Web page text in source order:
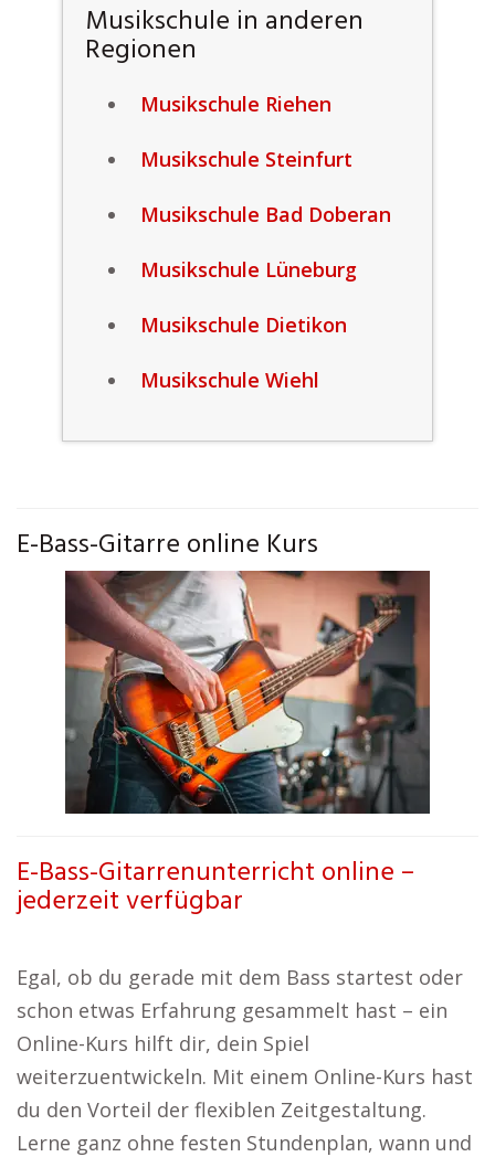
Musikschule in anderen
Regionen
Musikschule Riehen
Musikschule Steinfurt
Musikschule Bad Doberan
Musikschule Lüneburg
Musikschule Dietikon
Musikschule Wiehl
E-Bass-Gitarre online Kurs
E-Bass-Gitarrenunterricht online –
jederzeit verfügbar
Egal, ob du gerade mit dem Bass startest oder
schon etwas Erfahrung gesammelt hast – ein
Online-Kurs hilft dir, dein Spiel
weiterzuentwickeln. Mit einem Online-Kurs hast
du den Vorteil der flexiblen Zeitgestaltung.
Lerne ganz ohne festen Stundenplan, wann und